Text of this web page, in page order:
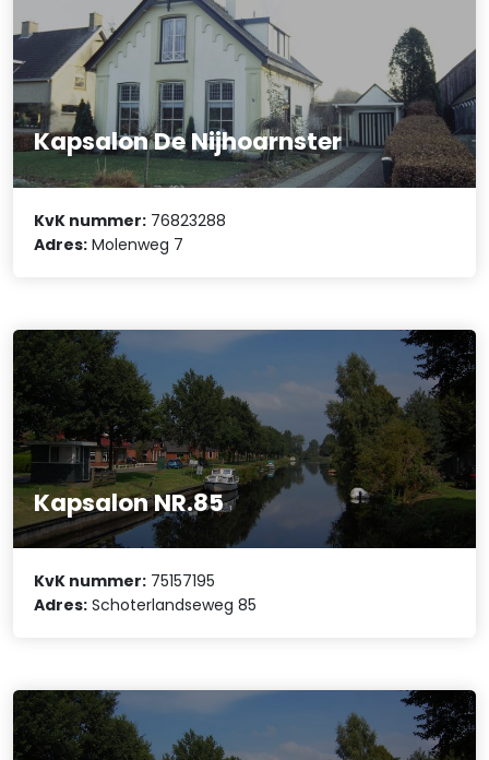
Kapsalon De Nijhoarnster
KvK nummer: 76823288
Adres: Molenweg 7
Kapsalon NR.85
KvK nummer: 75157195
Adres: Schoterlandseweg 85